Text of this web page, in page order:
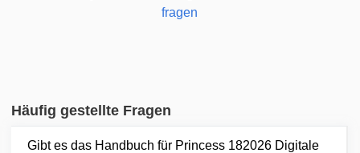
fragen
Häufig gestellte Fragen
Gibt es das Handbuch für Princess 182026 Digitale